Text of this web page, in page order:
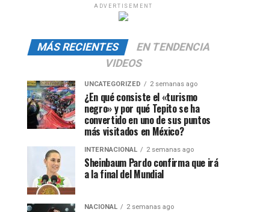
ADVERTISEMENT
MÁS RECIENTES
EN TENDENCIA
VIDEOS
UNCATEGORIZED 2 semanas ago
¿En qué consiste el «turismo
negro» y por qué Tepito se ha
convertido en uno de sus puntos
más visitados en México?
INTERNACIONAL 2 semanas ago
Sheinbaum Pardo confirma que irá
a la final del Mundial
NACIONAL 2 semanas ago